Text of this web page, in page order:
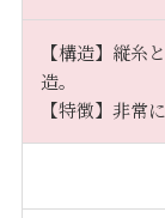
【構造】縦糸
造。
【特徴】非常